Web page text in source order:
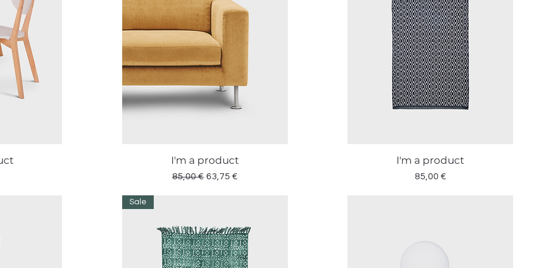
Vista rapida
I'm a product
Prezzo regolare
85,00 € Prezzo scontato
63,75 €
Vista rapida
I'm a product
Prezzo
85,00 €
Sale